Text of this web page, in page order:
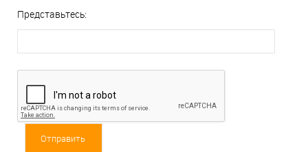
Представьтесь: